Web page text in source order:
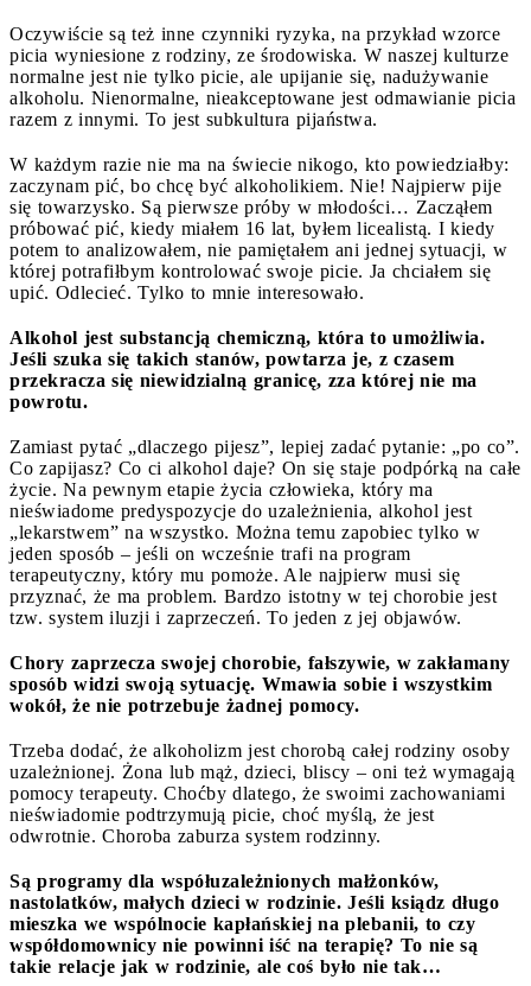
Oczywiście są też inne czynniki ryzyka, na przykład wzorce
picia wyniesione z rodziny, ze środowiska. W naszej kulturze
normalne jest nie tylko picie, ale upijanie się, nadużywanie
alkoholu. Nienormalne, nieakceptowane jest odmawianie picia
razem z innymi. To jest subkultura pijaństwa.
W każdym razie nie ma na świecie nikogo, kto powiedziałby:
zaczynam pić, bo chcę być alkoholikiem. Nie! Najpierw pije
się towarzysko. Są pierwsze próby w młodości… Zacząłem
próbować pić, kiedy miałem 16 lat, byłem licealistą. I kiedy
potem to analizowałem, nie pamiętałem ani jednej sytuacji, w
której potrafiłbym kontrolować swoje picie. Ja chciałem się
upić. Odlecieć. Tylko to mnie interesowało.
Alkohol jest substancją chemiczną, która to umożliwia.
Jeśli szuka się takich stanów, powtarza je, z czasem
przekracza się niewidzialną granicę, zza której nie ma
powrotu.
Zamiast pytać „dlaczego pijesz”, lepiej zadać pytanie: „po co”.
Co zapijasz? Co ci alkohol daje? On się staje podpórką na całe
życie. Na pewnym etapie życia człowieka, który ma
nieświadome predyspozycje do uzależnienia, alkohol jest
„lekarstwem” na wszystko. Można temu zapobiec tylko w
jeden sposób – jeśli on wcześnie trafi na program
terapeutyczny, który mu pomoże. Ale najpierw musi się
przyznać, że ma problem. Bardzo istotny w tej chorobie jest
tzw. system iluzji i zaprzeczeń. To jeden z jej objawów.
Chory zaprzecza swojej chorobie, fałszywie, w zakłamany
sposób widzi swoją sytuację. Wmawia sobie i wszystkim
wokół, że nie potrzebuje żadnej pomocy.
Trzeba dodać, że alkoholizm jest chorobą całej rodziny osoby
uzależnionej. Żona lub mąż, dzieci, bliscy – oni też wymagają
pomocy terapeuty. Choćby dlatego, że swoimi zachowaniami
nieświadomie podtrzymują picie, choć myślą, że jest
odwrotnie. Choroba zaburza system rodzinny.
Są programy dla współuzależnionych małżonków,
nastolatków, małych dzieci w rodzinie. Jeśli ksiądz długo
mieszka we wspólnocie kapłańskiej na plebanii, to czy
współdomownicy nie powinni iść na terapię? To nie są
takie relacje jak w rodzinie, ale coś było nie tak…